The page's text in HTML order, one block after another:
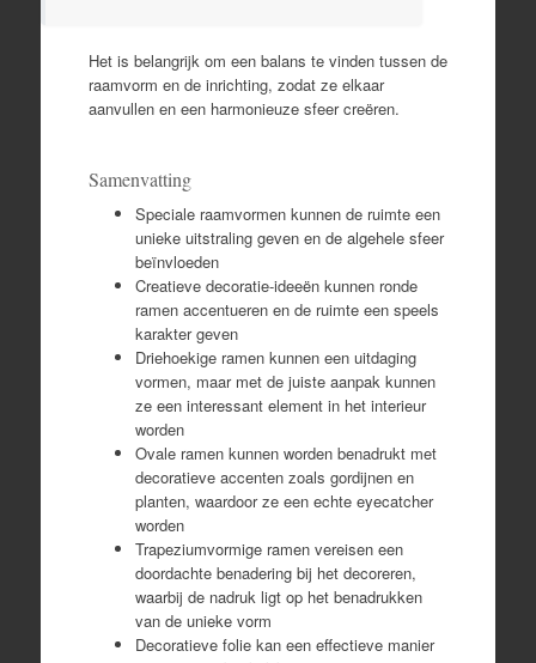
Het is belangrijk om een balans te vinden tussen de
raamvorm en de inrichting, zodat ze elkaar
aanvullen en een harmonieuze sfeer creëren.
Samenvatting
Speciale raamvormen kunnen de ruimte een
unieke uitstraling geven en de algehele sfeer
beïnvloeden
Creatieve decoratie-ideeën kunnen ronde
ramen accentueren en de ruimte een speels
karakter geven
Driehoekige ramen kunnen een uitdaging
vormen, maar met de juiste aanpak kunnen
ze een interessant element in het interieur
worden
Ovale ramen kunnen worden benadrukt met
decoratieve accenten zoals gordijnen en
planten, waardoor ze een echte eyecatcher
worden
Trapeziumvormige ramen vereisen een
doordachte benadering bij het decoreren,
waarbij de nadruk ligt op het benadrukken
van de unieke vorm
Decoratieve folie kan een effectieve manier